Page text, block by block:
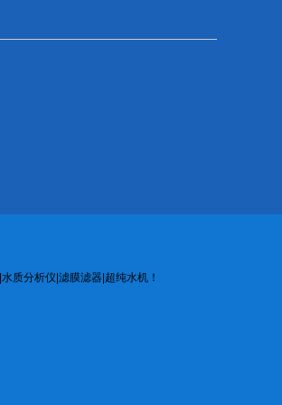
水质分析仪 滤膜滤器| 超纯水机！